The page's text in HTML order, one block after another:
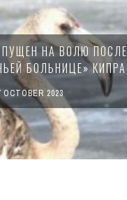
НА ВОЛЮ ПОСЛЕ
БОЛЬНИЦЕ» КИПРА
OCTOBER 2023